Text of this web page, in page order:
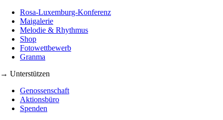
Rosa-Luxemburg-Konferenz
Maigalerie
Melodie & Rhythmus
Shop
Fotowettbewerb
Granma
→ Unterstützen
Genossenschaft
Aktionsbüro
Spenden